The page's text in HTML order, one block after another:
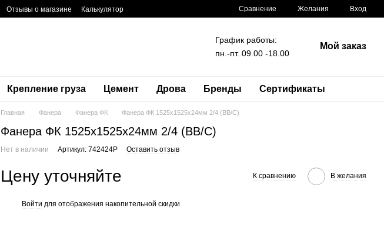
Отзывы о магазине Калькулятор Сравнение Желания Вход
График работы:
пн.-пт. 09.00 -18.00
Мой заказ
Крепление груза Цемент Дрова Бренды Сертификаты
Главная Фанера Фанера ФК Фанера ФК 1525x1525x24мм 2/4 (BB/C)
Фанера ФК 1525x1525x24мм 2/4 (BB/C)
Нет в наличии Артикул: 742424P Оставить отзыв
Цену уточняйте К сравнению В желания
Войти для отображения накопительной скидки